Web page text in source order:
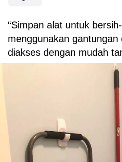
“Simpan alat untuk
menggunakan gantungan
diakses dengan mudah